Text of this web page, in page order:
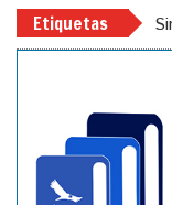
Etiquetas